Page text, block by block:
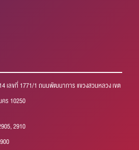
เลขที่ 1771/1 ถนนพัฒนาการ แขวงสวนหลวง เขต
ร 10250
2910